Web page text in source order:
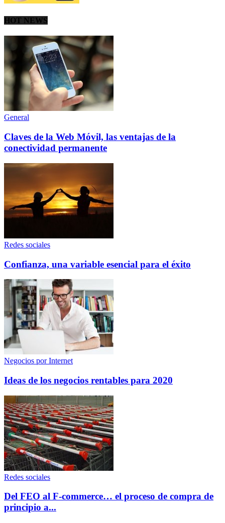
HOT NEWS
General
Claves de la Web Móvil, las ventajas de la
conectividad permanente
Redes sociales
Confianza, una variable esencial para el éxito
Negocios por Internet
Ideas de los negocios rentables para 2020
Redes sociales
Del FEO al F-commerce… el proceso de compra de
principio a...